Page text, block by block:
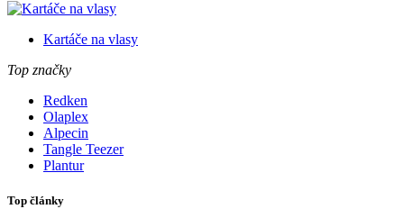
Kartáče na vlasy
Top značky
Redken
Olaplex
Alpecin
Tangle Teezer
Plantur
Top články